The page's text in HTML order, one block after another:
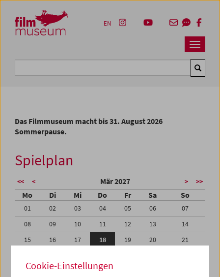
Zum Inhalt
Zum Hauptmenü
Zur Servicenavigation
Zum Suche
Navbar
EN
Das Filmmuseum macht bis 31. August 2026
Sommerpause.
Spielplan
<< < Mär 2027 > >>
Mo Di Mi Do Fr Sa So
01 02 03 04 05 06
07
08
09 10 11 12 13
14
15
16 17 18 19 20
21
29
30 31 01
Cookie-Einstellungen